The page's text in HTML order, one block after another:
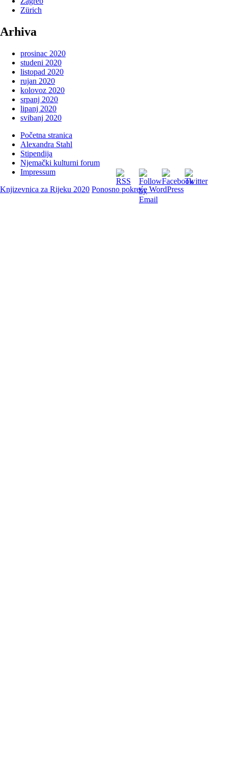
Zürich
Arhiva
prosinac 2020
studeni 2020
listopad 2020
rujan 2020
kolovoz 2020
srpanj 2020
lipanj 2020
svibanj 2020
Početna stranica
Alexandra Stahl
Stipendija
Njemački kulturni forum
Impressum
Knjizevnica za Rijeku 2020 Ponosno pokreće WordPress